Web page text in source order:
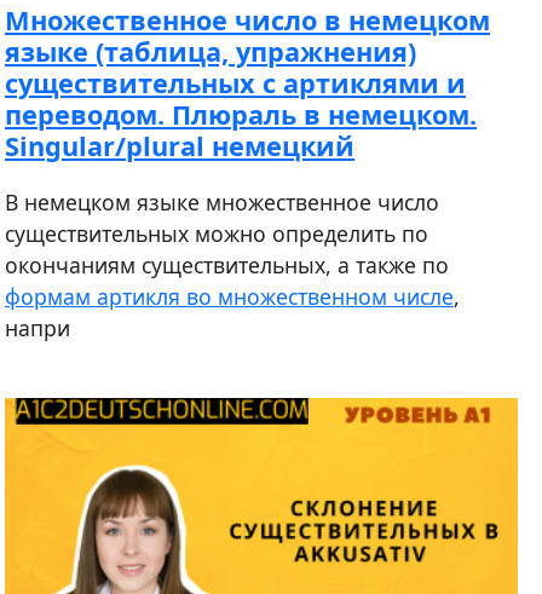
Множественное число в немецком
языке (таблица, упражнения)
существительных с артиклями и
переводом. Плюраль в немецком.
Singular/plural немецкий
В немецком языке множественное число
существительных можно определить по
окончаниям существительных, а также по
формам артикля во множественном числе,
напри